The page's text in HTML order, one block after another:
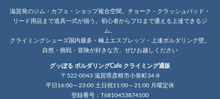
滋賀発のジム・カフェ・ショップ複合空間。チョーク・クラッシュパッド・
リード用品まで道具一式が揃う。初心者からプロまで通える上達できるジ
ム。
クライミングシューズ国内最多・極上エスプレッソ・上達ボルダリング壁。
自然・挑戦・冒険が好きな方、ぜひお越しください
グッぼる ボルダリングCafe クライミング通販
〒522-0043 滋賀県彦根市小泉町34-8
平日16:00～23:00 土日祝11:00～21:00 月曜定休
登録番号：T6810453874100